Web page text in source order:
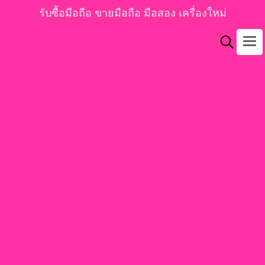
รับซื้อมือถือ ขายมือถือ มือสอง เครื่องใหม่